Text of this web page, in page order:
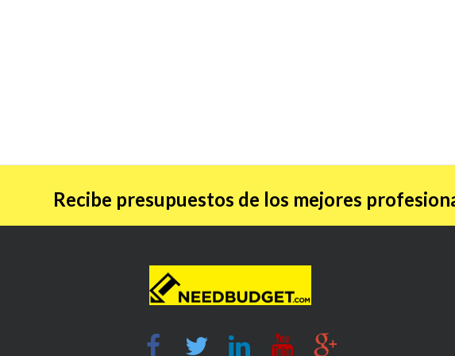
Recibe presupuestos de los mejores